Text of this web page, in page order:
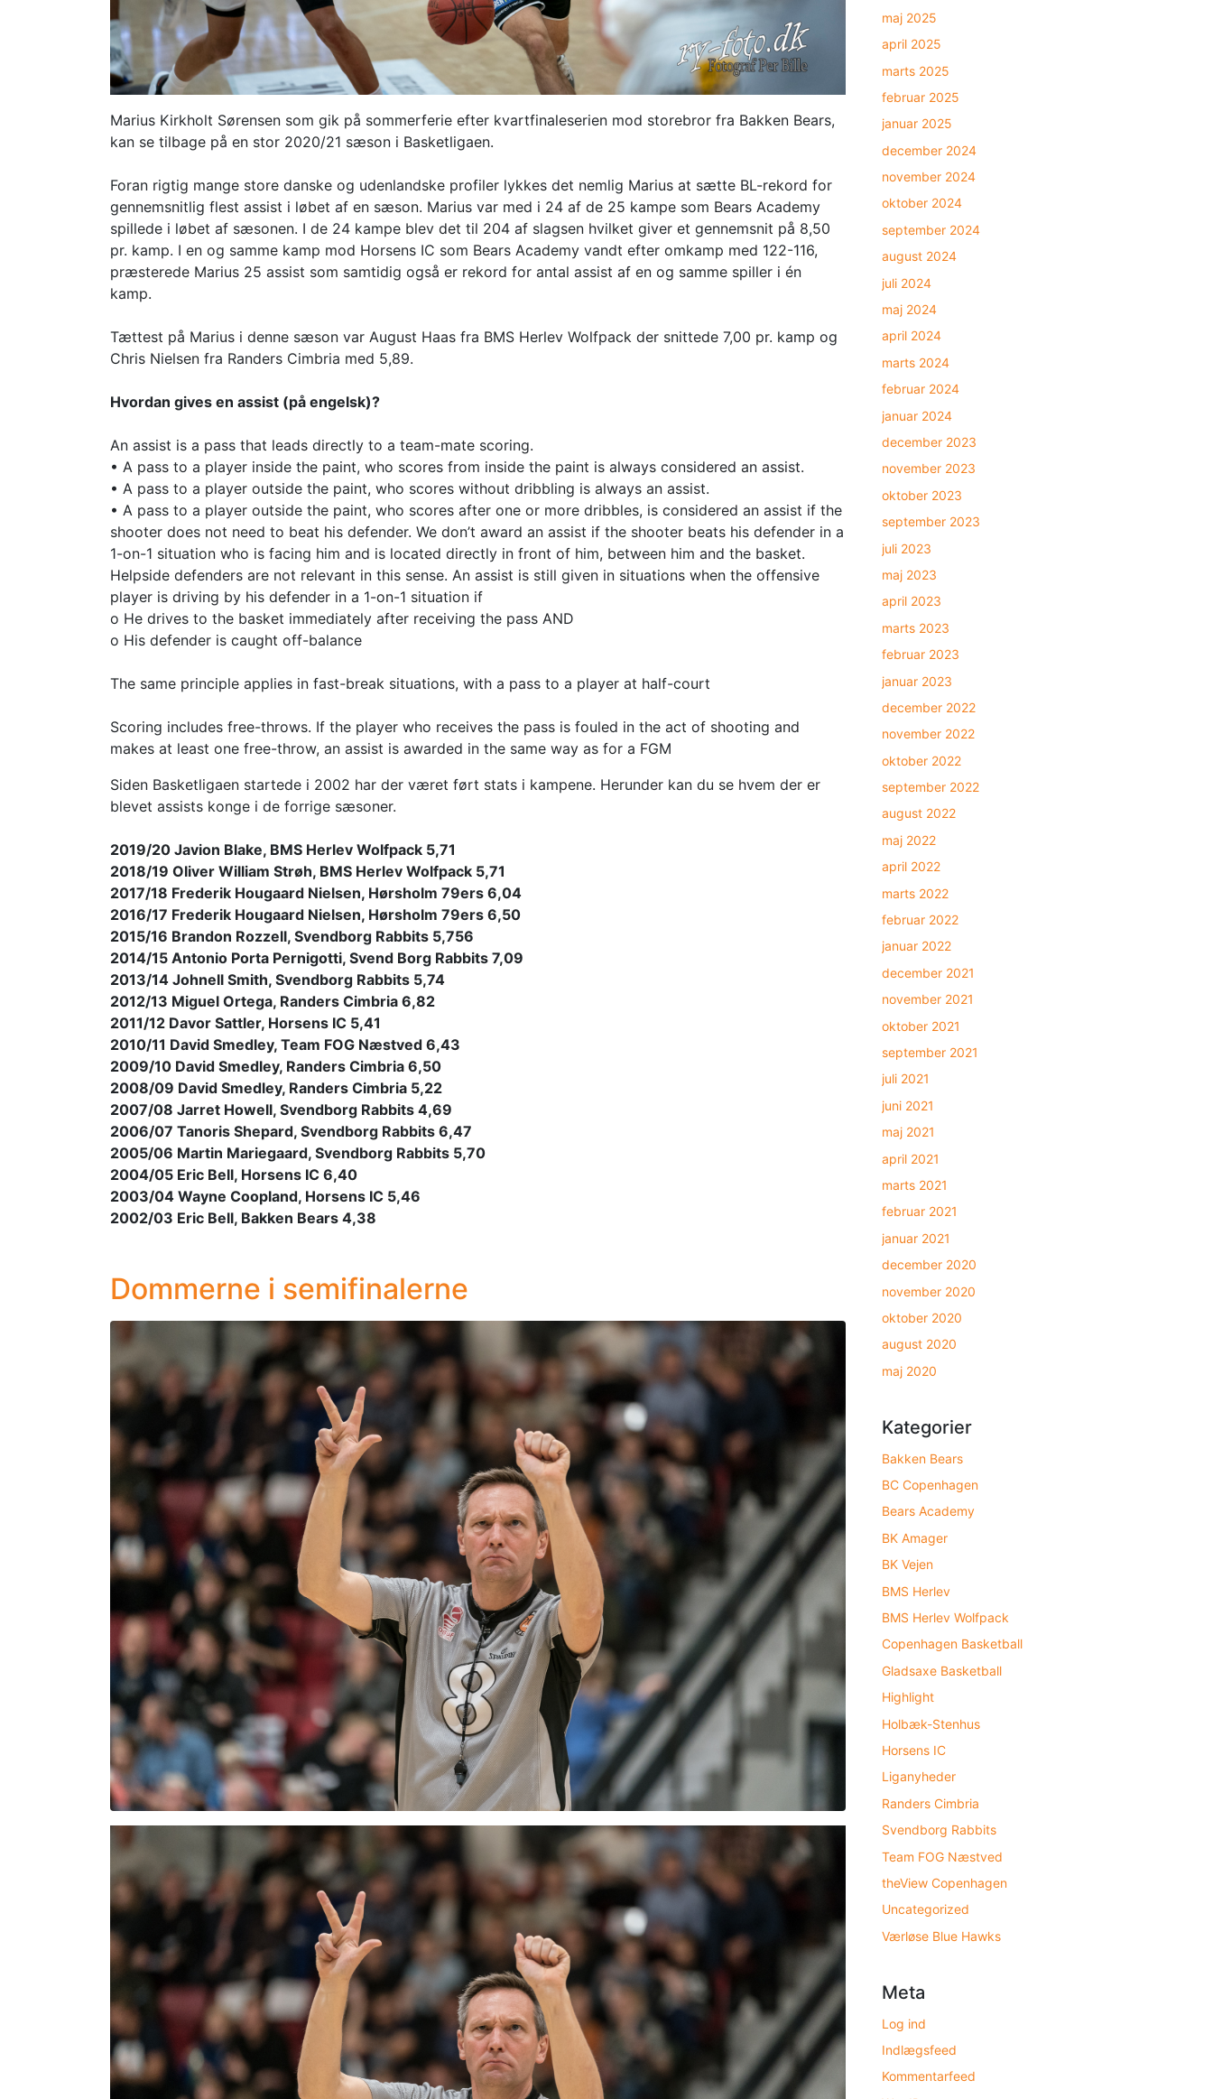
Marius Kirkholt Sørensen som gik på sommerferie efter kvartfinaleserien mod storebror fra Bakken Bears,
kan se tilbage på en stor 2020/21 sæson i Basketligaen.
Foran rigtig mange store danske og udenlandske profiler lykkes det nemlig Marius at sætte BL-rekord for
gennemsnitlig flest assist i løbet af en sæson. Marius var med i 24 af de 25 kampe som Bears Academy
spillede i løbet af sæsonen. I de 24 kampe blev det til 204 af slagsen hvilket giver et gennemsnit på 8,50
pr. kamp. I en og samme kamp mod Horsens IC som Bears Academy vandt efter omkamp med 122-116,
præsterede Marius 25 assist som samtidig også er rekord for antal assist af en og samme spiller i én
kamp.
Tættest på Marius i denne sæson var August Haas fra BMS Herlev Wolfpack der snittede 7,00 pr. kamp og
Chris Nielsen fra Randers Cimbria med 5,89.
Hvordan gives en assist (på engelsk)?
An assist is a pass that leads directly to a team-mate scoring.
• A pass to a player inside the paint, who scores from inside the paint is always considered an assist.
• A pass to a player outside the paint, who scores without dribbling is always an assist.
• A pass to a player outside the paint, who scores after one or more dribbles, is considered an assist if the
shooter does not need to beat his defender. We don’t award an assist if the shooter beats his defender in a
1-on-1 situation who is facing him and is located directly in front of him, between him and the basket.
Helpside defenders are not relevant in this sense. An assist is still given in situations when the offensive
player is driving by his defender in a 1-on-1 situation if
o He drives to the basket immediately after receiving the pass AND
o His defender is caught off-balance
The same principle applies in fast-break situations, with a pass to a player at half-court
Scoring includes free-throws. If the player who receives the pass is fouled in the act of shooting and
makes at least one free-throw, an assist is awarded in the same way as for a FGM
Siden Basketligaen startede i 2002 har der været ført stats i kampene. Herunder kan du se hvem der er
blevet assists konge i de forrige sæsoner.
2019/20 Javion Blake, BMS Herlev Wolfpack 5,71
2018/19 Oliver William Strøh, BMS Herlev Wolfpack 5,71
2017/18 Frederik Hougaard Nielsen, Hørsholm 79ers 6,04
2016/17 Frederik Hougaard Nielsen, Hørsholm 79ers 6,50
2015/16 Brandon Rozzell, Svendborg Rabbits 5,756
2014/15 Antonio Porta Pernigotti, Svend Borg Rabbits 7,09
2013/14 Johnell Smith, Svendborg Rabbits 5,74
2012/13 Miguel Ortega, Randers Cimbria 6,82
2011/12 Davor Sattler, Horsens IC 5,41
2010/11 David Smedley, Team FOG Næstved 6,43
2009/10 David Smedley, Randers Cimbria 6,50
2008/09 David Smedley, Randers Cimbria 5,22
2007/08 Jarret Howell, Svendborg Rabbits 4,69
2006/07 Tanoris Shepard, Svendborg Rabbits 6,47
2005/06 Martin Mariegaard, Svendborg Rabbits 5,70
2004/05 Eric Bell, Horsens IC 6,40
2003/04 Wayne Coopland, Horsens IC 5,46
2002/03 Eric Bell, Bakken Bears 4,38
Dommerne i semifinalerne
maj 2025
april 2025
marts 2025
februar 2025
januar 2025
december 2024
november 2024
oktober 2024
september 2024
august 2024
juli 2024
maj 2024
april 2024
marts 2024
februar 2024
januar 2024
december 2023
november 2023
oktober 2023
september 2023
juli 2023
maj 2023
april 2023
marts 2023
februar 2023
januar 2023
december 2022
november 2022
oktober 2022
september 2022
august 2022
maj 2022
april 2022
marts 2022
februar 2022
januar 2022
december 2021
november 2021
oktober 2021
september 2021
juli 2021
juni 2021
maj 2021
april 2021
marts 2021
februar 2021
januar 2021
december 2020
november 2020
oktober 2020
august 2020
maj 2020
Kategorier
Bakken Bears
BC Copenhagen
Bears Academy
BK Amager
BK Vejen
BMS Herlev
BMS Herlev Wolfpack
Copenhagen Basketball
Gladsaxe Basketball
Highlight
Holbæk-Stenhus
Horsens IC
Liganyheder
Randers Cimbria
Svendborg Rabbits
Team FOG Næstved
theView Copenhagen
Uncategorized
Værløse Blue Hawks
Meta
Log ind
Indlægsfeed
Kommentarfeed